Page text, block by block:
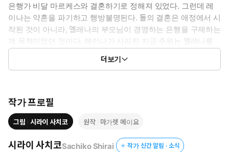
은행가 비달 마르케스와 결혼하기로 정해져 있었다. 그런데 레
이나는 약혼을 파기하고 행방불명된다. 둘의 결혼은 애정에서 시
작된 것이 아니라, 엘레나의 부모님이 경영하는 은행을 구제하는
게 목적이었던 것이다. 레이나가 사라진 지금 주위는 엘레나를
제물로 바치려 하는데! 그의 거만함과 냉혹함은 어려서부터 너무
잘 알고 있는데 그런 사람과 결혼이라니 절대 싫어!
더보기
작가 프로필
그림 시라이 사치코 원작 마가렛 메이요
시라이 사치코Sachiko Shirai 작가 신간 알림 · 소식